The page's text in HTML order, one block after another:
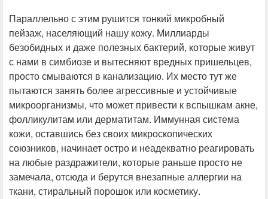
Параллельно с этим рушится тонкий микробный
пейзаж, населяющий нашу кожу. Миллиарды
безобидных и даже полезных бактерий, которые живут
с нами в симбиозе и вытесняют вредных пришельцев,
просто смываются в канализацию. Их место тут же
пытаются занять более агрессивные и устойчивые
микроорганизмы, что может привести к вспышкам акне,
фолликулитам или дерматитам. Иммунная система
кожи, оставшись без своих микроскопических
союзников, начинает остро и неадекватно реагировать
на любые раздражители, которые раньше просто не
замечала, отсюда и берутся внезапные аллергии на
ткани, стиральный порошок или косметику.